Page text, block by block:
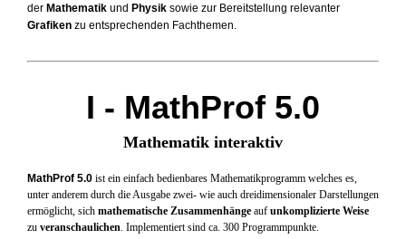
der Mathematik und Physik sowie zur Bereitstellung relevanter
Grafiken zu entsprechenden Fachthemen.
I - MathProf 5.0
Mathematik interaktiv
MathProf 5.0 ist ein einfach bedienbares Mathematikprogramm welches es,
unter anderem durch die Ausgabe zwei- wie auch dreidimensionaler Darstellungen
ermöglicht, sich mathematische Zusammenhänge auf unkomplizierte Weise
zu veranschaulichen. Implementiert sind ca. 300 Programmpunkte.